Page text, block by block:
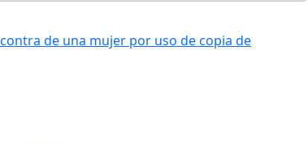
de una mujer por uso de copia de